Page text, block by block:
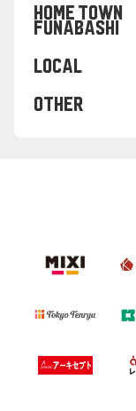
HOME TOWN
FUNABASHI
LOCAL
OTHER